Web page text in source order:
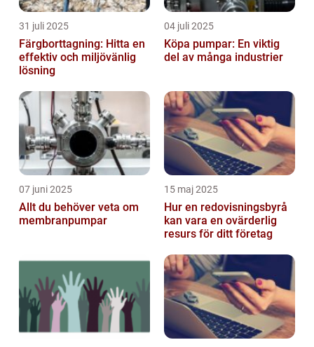
31 juli 2025
Färgborttagning: Hitta en
effektiv och miljövänlig
lösning
04 juli 2025
Köpa pumpar: En viktig
del av många industrier
07 juni 2025
Allt du behöver veta om
membranpumpar
15 maj 2025
Hur en redovisningsbyrå
kan vara en ovärderlig
resurs för ditt företag